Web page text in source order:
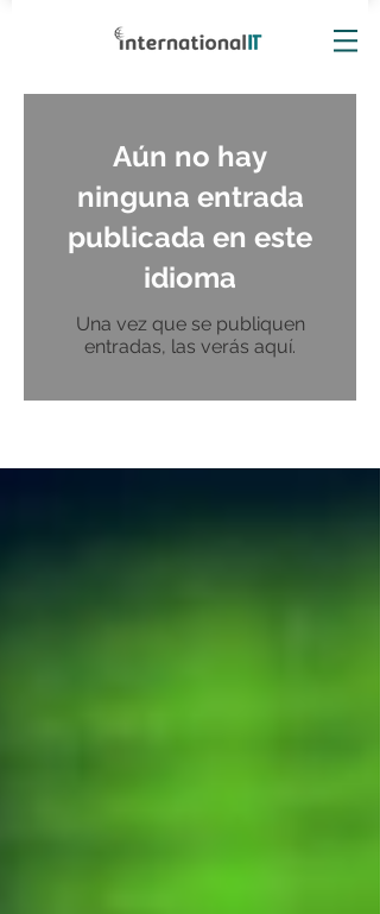
Aún no hay
ninguna entrada
publicada en este
idioma
Una vez que se publiquen
entradas, las verás aquí.